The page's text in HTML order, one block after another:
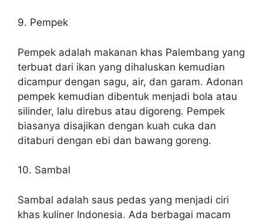
9. Pempek
Pempek adalah makanan khas Palembang yang
terbuat dari ikan yang dihaluskan kemudian
dicampur dengan sagu, air, dan garam. Adonan
pempek kemudian dibentuk menjadi bola atau
silinder, lalu direbus atau digoreng. Pempek
biasanya disajikan dengan kuah cuka dan
ditaburi dengan ebi dan bawang goreng.
10. Sambal
Sambal adalah saus pedas yang menjadi ciri
khas kuliner Indonesia. Ada berbagai macam